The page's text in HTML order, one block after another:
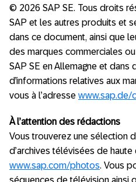
© 2026 SAP SE. Tous droits
SAP et les autres produits et
dans ce document, ainsi que
des marques commerciales
SAP SE en Allemagne et dans
d’informations relatives aux
vous à l’adresse www.sap.de/
À l’attention des rédactions
Vous trouverez une sélection
d’archives télévisées de
www.sap.com/photos. Vous
séquences de télévision ainsi